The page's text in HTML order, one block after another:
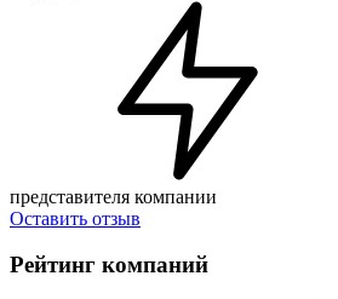
представителя компании
Оставить отзыв
Рейтинг компаний